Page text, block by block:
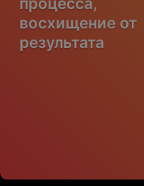
восхищение от
результата